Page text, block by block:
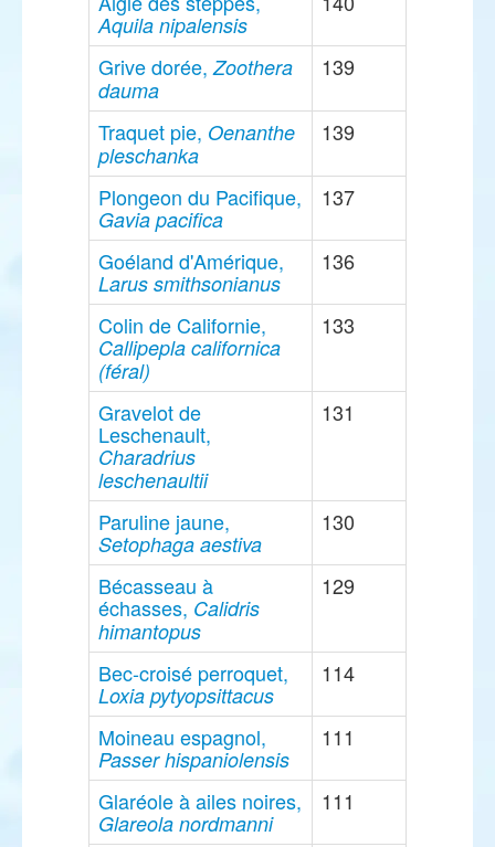
Aquila nipalensis
Grive dorée,Zoothera
dauma
139
Traquet pie, Oenanthe
pleschanka
139
Plongeon du Pacifique,
Gavia pacifica
137
Goéland d'Amérique,
Larus smithsonianus
136
Colin de Californie,
Callipepla californica
(féral)
133
Gravelot de
Leschenault,
Charadrius
leschenaultii
131
Paruline jaune,
Setophaga aestiva
130
Bécasseau à
échasses, Calidris
himantopus
129
Bec-croisé perroquet,
Loxia pytyopsittacus
114
Moineau espagnol,
Passer hispaniolensis
111
Glaréole à ailes noires,
Glareola nordmanni
111